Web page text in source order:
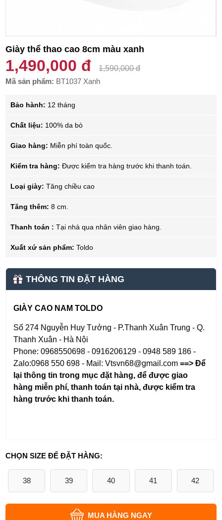
Giày thể thao cao 8cm màu xanh
1,490,000 đ
1,590,000 đ
Mã sản phẩm: BT1037 Xanh
Bảo hành: 12 tháng
Chất liệu: 100% da bò
Giao hàng: Miễn phí toàn quốc.
Kiểm tra hàng: Được kiểm tra hàng trước khi thanh toán.
Loại giày: Tăng chiều cao
Tăng thêm: 8 cm.
Thanh toán : Tại nhà qua nhân viên giao hàng.
Xuất xứ sản phẩm: Toldo
THÔNG TIN ĐẶT HÀNG
GIÀY CAO NAM TOLDO
Số 274 Nguyễn Huy Tưởng - P.Thanh Xuân Trung - Q.
Thanh Xuân - Hà Nội
Phone: 0968550698 - 0916206129 - 0948 589 186 -
Zalo:0968 550 698 - Mail: Vtsvn68@gmail.com==> Để
lại thông tin trong mục đặt hàng,để được giao
hàng miễn phí, thanh toán tại nhà, được kiểm tra
hàng trước khi thanh toán.
CHỌN SIZE ĐỂ ĐẶT HÀNG:
38 39 40 41 42
MUA HÀNG NGAY